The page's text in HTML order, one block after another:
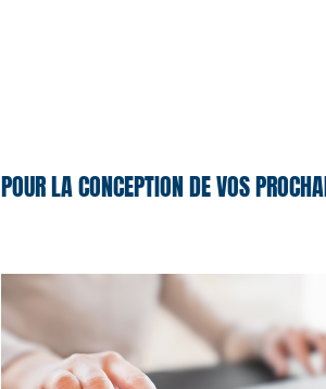
POUR LA CONCEPTION DE VOS